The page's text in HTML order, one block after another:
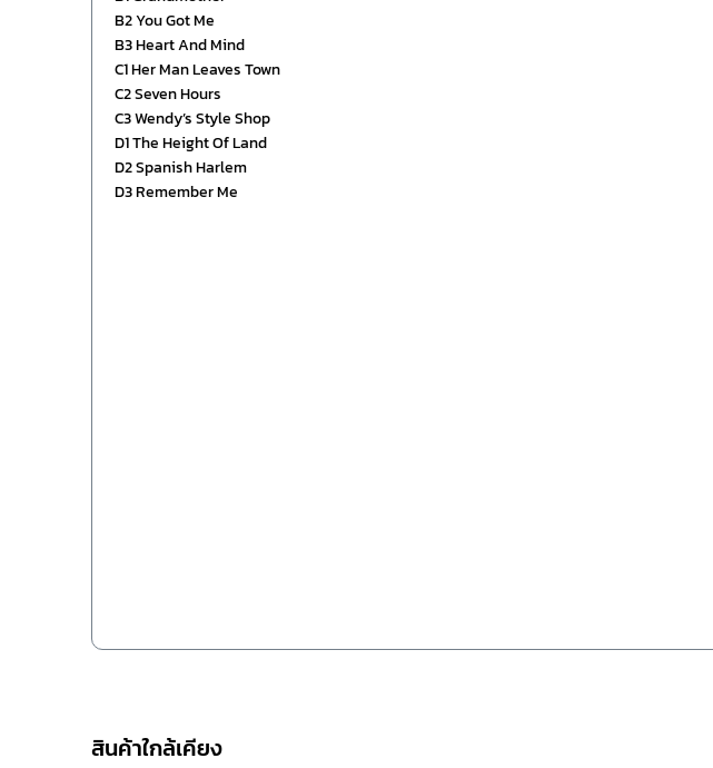
B2 You Got Me
B3 Heart And Mind
C1 Her Man Leaves Town
C2 Seven Hours
C3 Wendy’s Style Shop
D1 The Height Of Land
D2 Spanish Harlem
D3 Remember Me
สินค้าใกล้เคียง